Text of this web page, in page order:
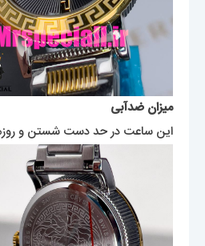
میزان ضدآبی
این ساعت در حد دست شستن و